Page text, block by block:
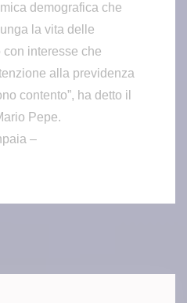
demografica che
la vita delle
interesse che
alla previdenza
contento”, ha detto il
Pepe.
–